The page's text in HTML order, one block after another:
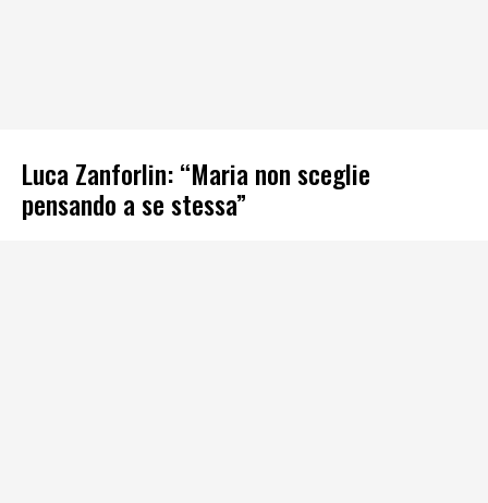
Luca Zanforlin: “Maria non sceglie
pensando a se stessa”